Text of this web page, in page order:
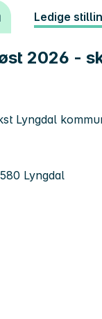
Ledige
2026 -
Lyngdal
Lyngdal